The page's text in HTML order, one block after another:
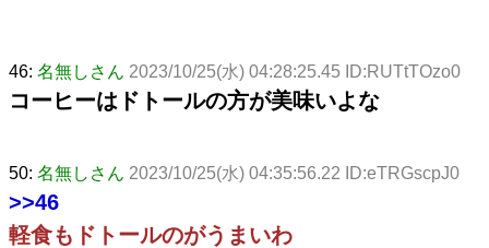
46: 名無しさん 2023/10/25(水) 04:28:25.45 ID:RUTtTOzo0
コーヒーはドトールの方が美味いよな
50: 名無しさん 2023/10/25(水) 04:35:56.22 ID:eTRGscpJ0
>>46
軽食もドトールのがうまいわ